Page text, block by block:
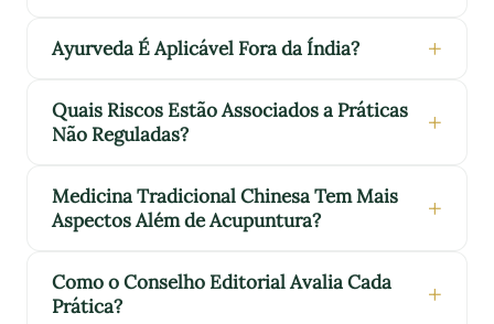
Ayurveda É Aplicável Fora da Índia?
Quais Riscos Estão Associados a Práticas
Não Reguladas?
Medicina Tradicional Chinesa Tem Mais
Aspectos Além de Acupuntura?
Como o Conselho Editorial Avalia Cada
Prática?